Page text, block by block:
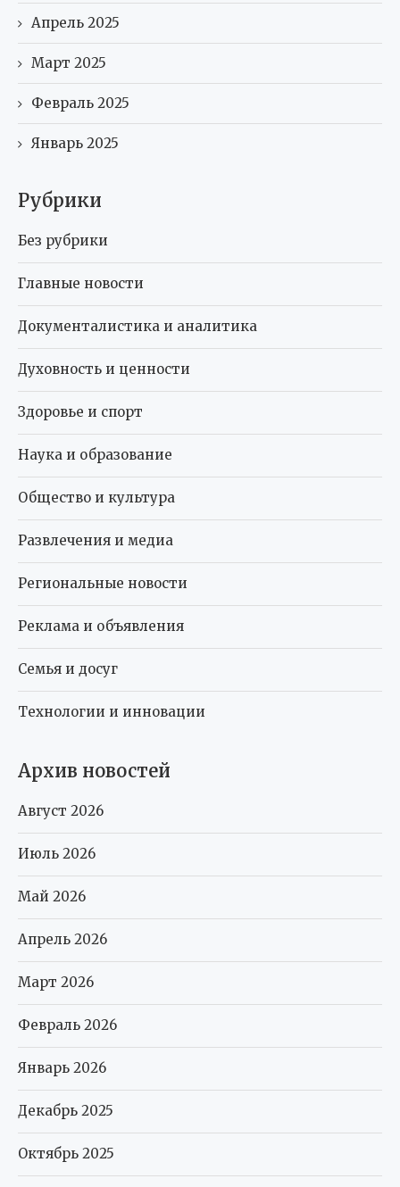
Апрель 2025
Март 2025
Февраль 2025
Январь 2025
Рубрики
Без рубрики
Главные новости
Документалистика и аналитика
Духовность и ценности
Здоровье и спорт
Наука и образование
Общество и культура
Развлечения и медиа
Региональные новости
Реклама и объявления
Семья и досуг
Технологии и инновации
Архив новостей
Август 2026
Июль 2026
Май 2026
Апрель 2026
Март 2026
Февраль 2026
Январь 2026
Декабрь 2025
Октябрь 2025